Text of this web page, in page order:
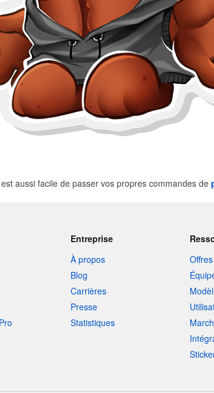
aussi facile de passer vos propres commandes de
Entreprise
À propos
Blog
Carrières
Presse
Statistiques
Offres